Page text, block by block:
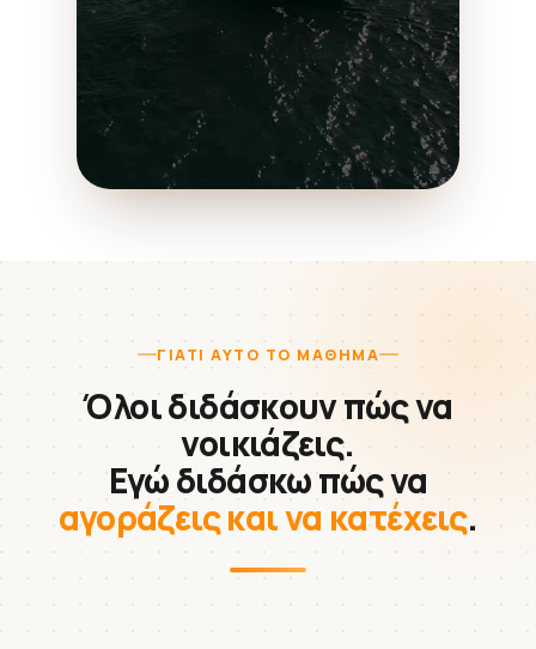
ΓΙΑΤΊ ΑΥΤΌ ΤΟ ΜΆΘΗΜΑ
Όλοι διδάσκουν πώς να
νοικιάζεις.
Εγώ διδάσκω πώς να
αγοράζεις και να κατέχεις.